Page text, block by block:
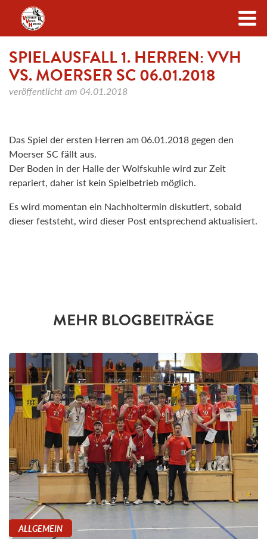
Zum Inhalt
SPIELAUSFALL 1. HERREN: VVH
VS. MOERSER SC 06.01.2018
veröffentlicht am 04.01.2018
Das Spiel der ersten Herren am 06.01.2018 gegen den
Moerser SC fällt aus.
Der Boden in der Halle der Wolfskuhle wird zur Zeit
repariert, daher ist kein Spielbetrieb möglich.
Es wird momentan ein Nachholtermin diskutiert, sobald
dieser feststeht, wird dieser Post entsprechend aktualisiert.
MEHR BLOGBEITRÄGE
ALLGEMEIN